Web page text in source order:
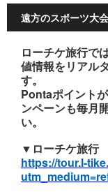
遠方のスポーツ大
ローチケ旅行で
値情報をリアル
す。
Pontaポイント
ンペーンも毎月
い。
▼ローチケ旅行
https://tour.l-